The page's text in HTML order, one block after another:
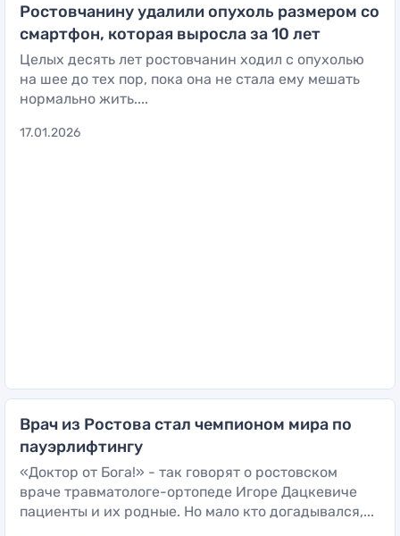
Ростовчанину удалили опухоль размером со
смартфон, которая выросла за 10 лет
Целых десять лет ростовчанин ходил с опухолью
на шее до тех пор, пока она не стала ему мешать
нормально жить....
17.01.2026
Врач из Ростова стал чемпионом мира по
пауэрлифтингу
«Доктор от Бога!» - так говорят о ростовском
враче травматологе-ортопеде Игоре Дацкевиче
пациенты и их родные. Но мало кто догадывался,...